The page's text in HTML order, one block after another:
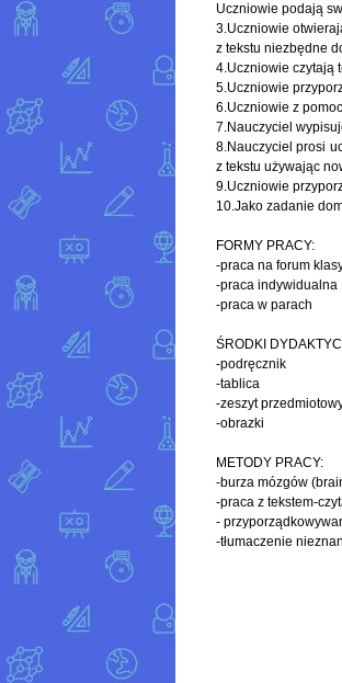
Uczniowie podają
3.Uczniowie
z tekstu niezbędne
4.Uczniowie czytają
5.Uczniowie
6.Uczniowie z
7.Nauczyciel
8.Nauczyciel prosi
z tekstu używając
9.Uczniowie
10.Jako zadanie
FORMY PRACY:
-praca na forum
-praca indywidualna
-praca w parach
ŚRODKI
-podręcznik
-tablica
-zeszyt
-obrazki
METODY PRACY:
-burza mózgów
-praca z tekstem-
-
-tłumaczenie